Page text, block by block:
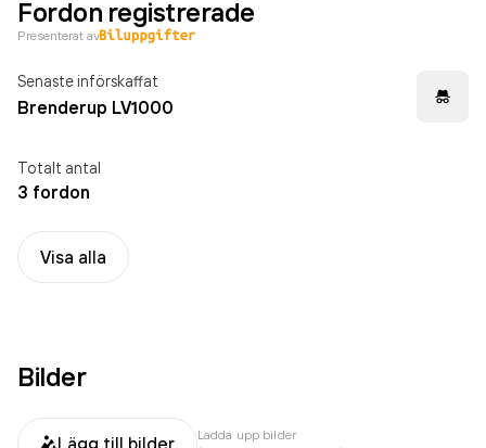
Fordon registrerade
Presenterat av
Senaste införskaffat
Brenderup LV1000
Totalt antal
3 fordon
Visa alla
Bilder
Lägg till bilder
Ladda upp bilder